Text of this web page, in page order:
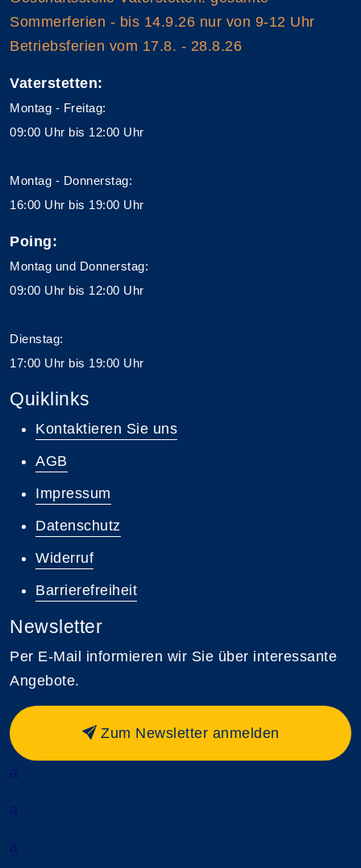
Sommerferien - bis 14.9.26 nur von 9-12 Uhr
Betriebsferien vom 17.8. - 28.8.26
Vaterstetten:
Montag - Freitag:
09:00 Uhr bis 12:00 Uhr
Montag - Donnerstag:
16:00 Uhr bis 19:00 Uhr
Poing:
Montag und Donnerstag:
09:00 Uhr bis 12:00 Uhr
Dienstag:
17:00 Uhr bis 19:00 Uhr
Quiklinks
Kontaktieren Sie uns
AGB
Impressum
Datenschutz
Widerruf
Barrierefreiheit
Newsletter
Per E-Mail informieren wir Sie über interessante
Angebote.
Zum Newsletter anmelden
a
a
a